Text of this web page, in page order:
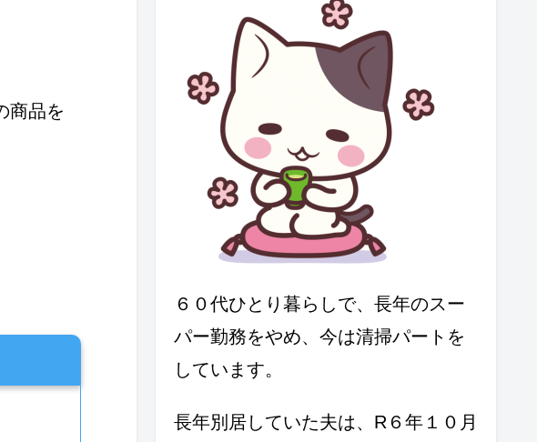
商品を
６０代ひとり暮らしで、長年のスー
パー勤務をやめ、今は清掃パートを
しています。
長年別居していた夫は、R６年１０月